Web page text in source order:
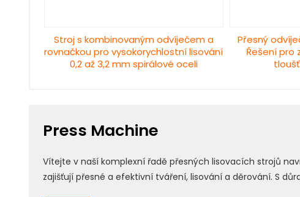
Stroj s kombinovaným odvíječem a
rovnačkou pro vysokorychlostní lisování
0,2 až 3,2 mm spirálové oceli
Přesný
Řešení pro
Press Machine
Vítejte v naší komplexní řadě přesných lisovacích strojů
zajišťují přesné a efektivní tváření, lisování a děrování. S